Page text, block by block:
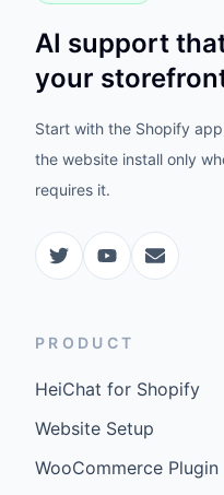
AI support
your
Start with the Shopify
the website install only
requires it.
PRODUCT
HeiChat for Shopify
Website Setup
WooCommerce Plugin